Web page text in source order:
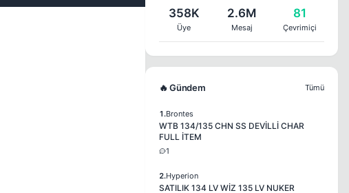
358K
Üye
2.6M
Mesaj
81
Çevrimiçi
🔥 Gündem Tümü
1.Brontes
WTB 134/135 CHN SS DEVİLLİ CHAR
FULL İTEM
1
2.Hyperion
SATILIK 134 LV WİZ 135 LV NUKER